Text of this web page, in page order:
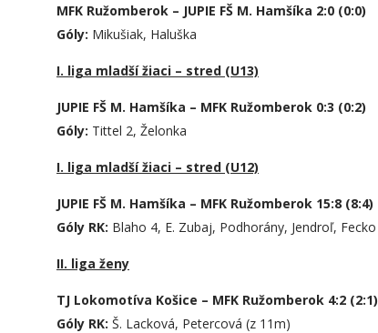
MFK Ružomberok – JUPIE FŠ M. Hamšíka 2:0 (0:0)
Góly: Mikušiak, Haluška
I. liga mladší žiaci – stred (U13)
JUPIE FŠ M. Hamšíka – MFK Ružomberok 0:3 (0:2)
Góly: Tittel 2, Želonka
I. liga mladší žiaci – stred (U12)
JUPIE FŠ M. Hamšíka – MFK Ružomberok 15:8 (8:4)
Góly RK: Blaho 4, E. Zubaj, Podhorány, Jendroľ, Fecko
II. liga ženy
TJ Lokomotíva Košice – MFK Ružomberok 4:2 (2:1)
Góly RK: Š. Lacková, Petercová (z 11m)